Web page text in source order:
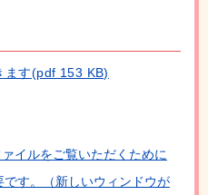
ます(pdf 153 KB)
イルをご覧いただくために
す。（新しいウィンドウが